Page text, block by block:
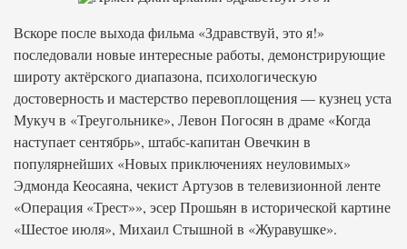
Вскоре после выхода фильма «Здравствуй, это я!»
последовали новые интересные работы, демонстрирующие
широту актёрского диапазона, психологическую
достоверность и мастерство перевоплощения — кузнец уста
Мукуч в «Треугольнике», Левон Погосян в драме «Когда
наступает сентябрь», штабс-капитан Овечкин в
популярнейших «Новых приключениях неуловимых»
Эдмонда Кеосаяна, чекист Артузов в телевизионной ленте
«Операция «Трест»», эсер Прошьян в исторической картине
«Шестое июля», Михаил Стышной в «Журавушке».